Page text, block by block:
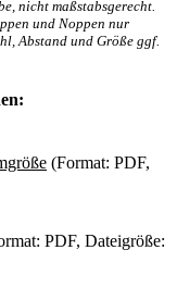
nicht maßstabsgerecht.
und Noppen nur
Abstand und Größe ggf.
(Format: PDF,
PDF, Dateigröße: